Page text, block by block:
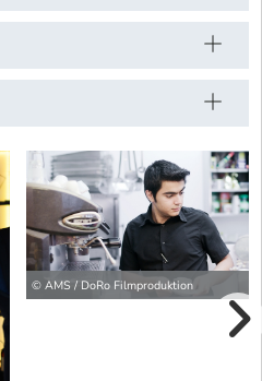
© AMS / DoRo Filmproduktion